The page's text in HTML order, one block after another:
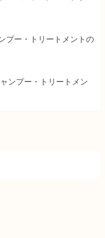
プー・トリートメントの
ンプー・トリートメン